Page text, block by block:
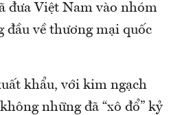
đưa Việt Nam vào nhóm
đầu về thương mại quốc
khẩu, với kim ngạch
những đã “xô đổ” kỷ